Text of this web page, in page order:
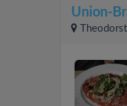
Union-